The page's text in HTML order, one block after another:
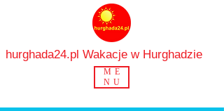
hurghada24.pl Wakacje w Hurghadzie
ME
NU